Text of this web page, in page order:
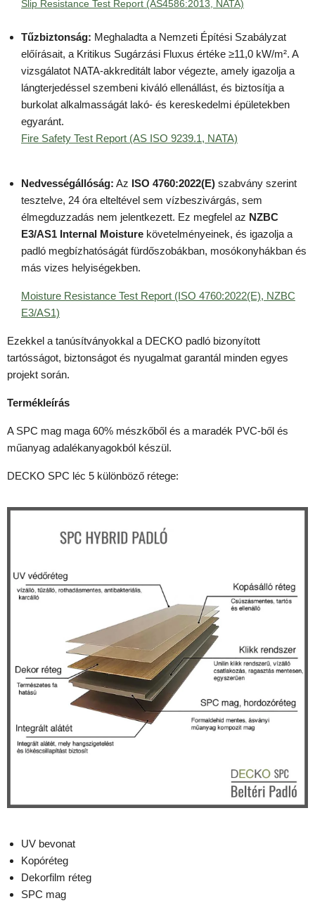
Slip Resistance Test Report (AS4586:2013, NATA)
Tűzbiztonság: Meghaladta a Nemzeti Építési Szabályzat
előírásait, a Kritikus Sugárzási Fluxus értéke ≥11,0 kW/m². A
vizsgálatot NATA-akkreditált labor végezte, amely igazolja a
lángterjedéssel szembeni kiváló ellenállást, és biztosítja a
burkolat alkalmasságát lakó- és kereskedelmi épületekben
egyaránt.
Fire Safety Test Report (AS ISO 9239.1, NATA)
Nedvességállóság: Az ISO 4760:2022(E) szabvány szerint
tesztelve, 24 óra elteltével sem vízbeszivárgás, sem
élmegduzzadás nem jelentkezett. Ez megfelel az NZBC
E3/AS1 Internal Moisture követelményeinek, és igazolja a
padló megbízhatóságát fürdőszobákban, mosókonyhákban és
más vizes helyiségekben.
Moisture Resistance Test Report (ISO 4760:2022(E), NZBC
E3/AS1)
Ezekkel a tanúsítványokkal a DECKO padló bizonyított
tartósságot, biztonságot és nyugalmat garantál minden egyes
projekt során.
Termékleírás
A SPC mag maga 60% mészkőből és a maradék PVC-ből és
műanyag adalékanyagokból készül.
DECKO SPC léc 5 különböző rétege:
UV bevonat
Kopóréteg
Dekorfilm réteg
SPC mag